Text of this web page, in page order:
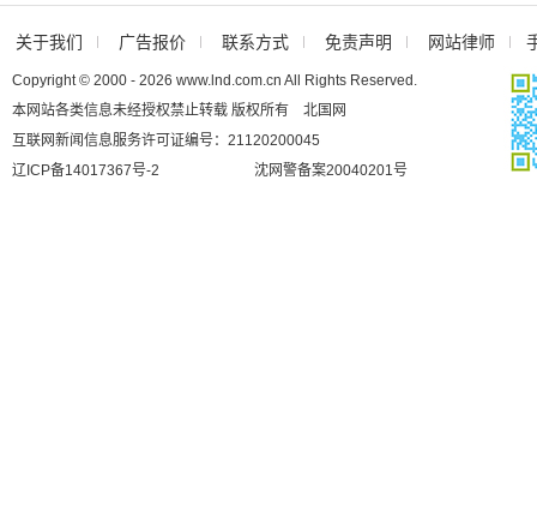
关于我们 广告报价 联系方式 免责声明 网站律师
Copyright © 2000 - 2026 www.lnd.com.cn All Rights Reserved.
本网站各类信息未经授权禁止转载 版权所有 北国网
互联网新闻信息服务许可证编号：21120200045
辽ICP备14017367号-2
沈网警备案20040201号